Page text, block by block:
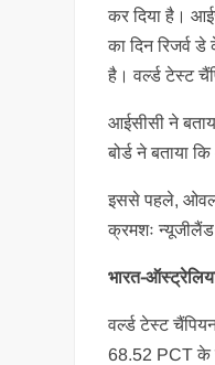
कर दिया है।
का दिन रिजर्व
है। वर्ल्ड टेस्ट
आईसीसी ने
बोर्ड ने बताया
इससे पहले, ओवल
क्रमशः न्यूजीलैंड
भारत-
वर्ल्ड टेस्ट
68.52 PCT के